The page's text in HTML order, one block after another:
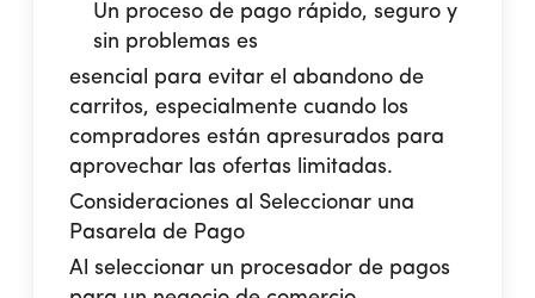
Un proceso de pago rápido, seguro y
sin problemas es
esencial para evitar el abandono de
carritos, especialmente cuando los
compradores están apresurados para
aprovechar las ofertas limitadas.
Consideraciones al Seleccionar una
Pasarela de Pago
Al seleccionar un procesador de pagos